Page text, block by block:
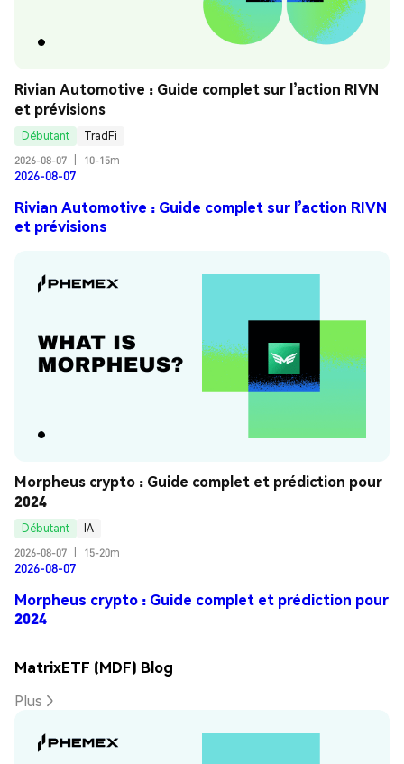
Rivian Automotive : Guide complet sur l’action RIVN
et prévisions
Débutant
TradFi
2026-08-07
10-15m
2026-08-07
Rivian Automotive : Guide complet sur l’action RIVN
et prévisions
Morpheus crypto : Guide complet et prédiction pour
2024
Débutant
IA
2026-08-07
15-20m
2026-08-07
Morpheus crypto : Guide complet et prédiction pour
2024
MatrixETF (MDF) Blog
Plus